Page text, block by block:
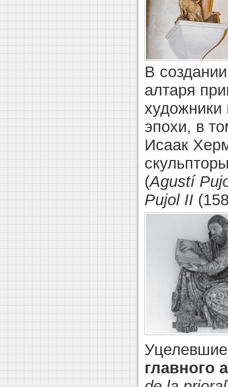
В создании
алтаря
художники
эпохи, в
Исаак
(Agustí
Pujol II
главного